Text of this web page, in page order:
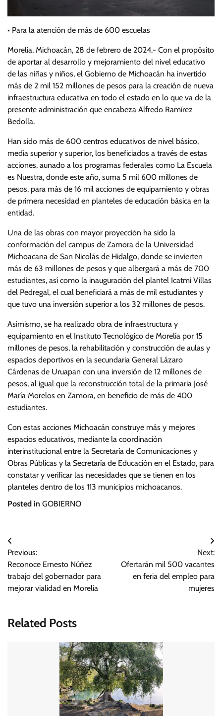
• Para la atención de más de 600 escuelas
Morelia, Michoacán, 28 de febrero de 2024.- Con el propósito
de aportar al desarrollo y mejoramiento del nivel educativo
de las niñas y niños, el Gobierno de Michoacán ha invertido
más de 2 mil 152 millones de pesos para la creación de nueva
infraestructura educativa en todo el estado en lo que va de la
presente administración que encabeza Alfredo Ramírez
Bedolla.
Han sido más de 600 centros educativos de nivel básico,
media superior y superior, los beneficiados a través de estas
acciones, aunado a los programas federales como La Escuela
es Nuestra, donde este año, suma 5 mil 600 millones de
pesos, para más de 16 mil acciones de equipamiento y obras
de primera necesidad en planteles de educación básica en la
entidad.
Una de las obras con mayor proyección ha sido la
conformación del campus de Zamora de la Universidad
Michoacana de San Nicolás de Hidalgo, donde se invierten
más de 63 millones de pesos y que albergará a más de 700
estudiantes, así como la inauguración del plantel Icatmi Villas
del Pedregal, el cual beneficiará a más de mil estudiantes y
que tuvo una inversión superior a los 32 millones de pesos.
Asimismo, se ha realizado obra de infraestructura y
equipamiento en el Instituto Tecnológico de Morelia por 15
millones de pesos, la rehabilitación y construcción de aulas y
espacios deportivos en la secundaria General Lázaro
Cárdenas de Uruapan con una inversión de 12 millones de
pesos, al igual que la reconstrucción total de la primaria José
María Morelos en Zamora, en beneficio de más de 400
estudiantes.
Con estas acciones Michoacán construye más y mejores
espacios educativos, mediante la coordinación
interinstitucional entre la Secretaría de Comunicaciones y
Obras Públicas y la Secretaría de Educación en el Estado, para
constatar y verificar las necesidades que se tienen en los
planteles dentro de los 113 municipios michoacanos.
Posted in GOBIERNO
Navegación
de
entradas
Previous:
Reconoce Ernesto Núñez
trabajo del gobernador para
mejorar vialidad en Morelia
Next:
Ofertarán mil 500 vacantes
en feria del empleo para
mujeres
Related Posts